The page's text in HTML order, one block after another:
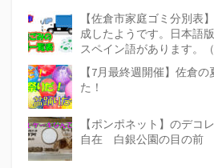
【佐倉市家庭ゴミ分別表
成したようです。日本語
スペイン語があります。
【7月最終週開催】佐倉
た！
【ポンポネット】のデコ
自在 白銀公園の目の前